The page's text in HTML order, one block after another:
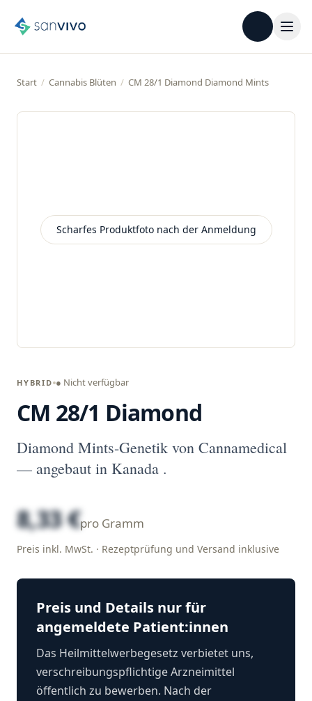
Start / Cannabis Blüten / CM 28/1 Diamond Diamond Mints
Scharfes Produktfoto nach der Anmeldung
HYBRID ● Nicht verfügbar
CM 28/1 Diamond
Diamond Mints-Genetik von Cannamedical
— angebaut in Kanada .
8,33 €pro Gramm
Preis inkl. MwSt. · Rezeptprüfung und Versand inklusive
Preis und Details nur für
angemeldete Patient:innen
Das Heilmittelwerbegesetz verbietet uns,
verschreibungspflichtige Arzneimittel
öffentlich zu bewerben. Nach der